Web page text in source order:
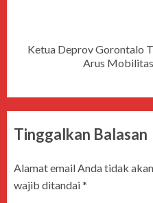
Ketua Deprov Gorontalo
Arus
Tinggalkan Balasan
Alamat email Anda tidak
wajib ditandai*